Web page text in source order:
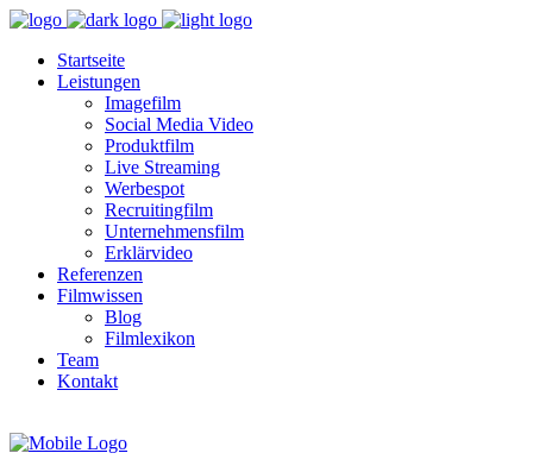
Startseite
Leistungen
Imagefilm
Social Media Video
Produktfilm
Live Streaming
Werbespot
Recruitingfilm
Unternehmensfilm
Erklärvideo
Referenzen
Filmwissen
Blog
Filmlexikon
Team
Kontakt